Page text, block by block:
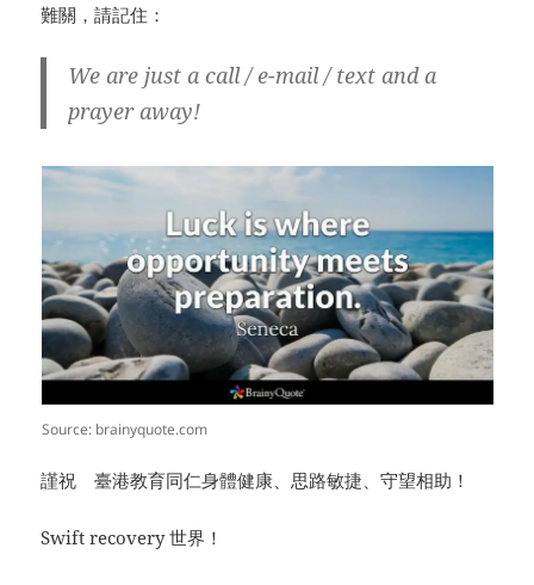
難關，請記住：
We are just a call / e-mail / text and a
prayer away!
Source: brainyquote.com
謹祝 臺港教育同仁身體健康、思路敏捷、守望相助！
Swift recovery 世界！